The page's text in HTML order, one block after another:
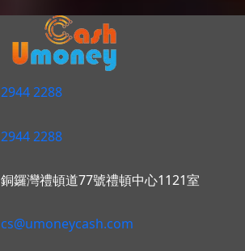
2944 2288
2944 2288
銅鑼灣禮頓道77號禮頓中心1121室
cs@umoneycash.com